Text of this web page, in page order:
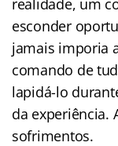
realidade, um
esconder
jamais imporia
comando de
lapidá-lo
da experiência.
sofrimentos.